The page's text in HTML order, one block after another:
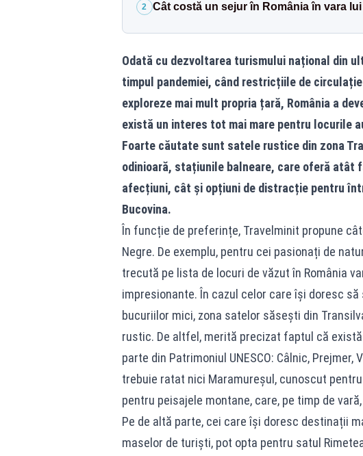
2 Cât costă un sejur în România în vara lui
Odată cu dezvoltarea turismului național din
timpul pandemiei, când restricțiile de
exploreze mai mult propria țară, România a
există un interes tot mai mare pentru locurile
Foarte căutate sunt satele rustice din zona
odinioară, stațiunile balneare, care oferă
afecțiuni, cât și opțiuni de distracție pentru
Bucovina.
În funcție de preferințe, Travelminit propune
Negre. De exemplu, pentru cei pasionați de
trecută pe lista de locuri de văzut în România
impresionante. În cazul celor care își doresc
bucuriilor mici, zona satelor săsești din
rustic. De altfel, merită precizat faptul că
parte din Patrimoniul UNESCO: Câlnic, Prejmer,
trebuie ratat nici Maramureșul, cunoscut
pentru peisajele montane, care, pe timp de
Pe de altă parte, cei care își doresc destinații
maselor de turiști, pot opta pentru satul